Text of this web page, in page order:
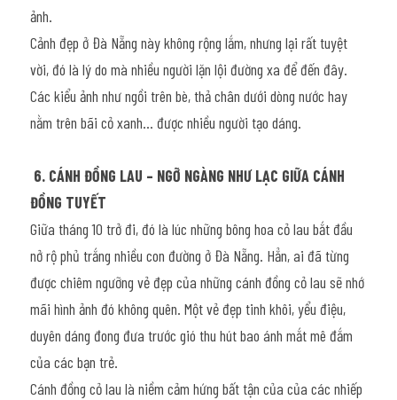
ảnh.
Cảnh đẹp ở Đà Nẵng này không rộng lắm, nhưng lại rất tuyệt
vời, đó là lý do mà nhiều người lặn lội đường xa để đến đây.
Các kiểu ảnh như ngồi trên bè, thả chân dưới dòng nước hay
nằm trên bãi cỏ xanh… được nhiều người tạo dáng.
6. CÁNH ĐỒNG LAU – NGỠ NGÀNG NHƯ LẠC GIỮA CÁNH
ĐỒNG TUYẾT
Giữa tháng 10 trở đi, đó là lúc những bông hoa cỏ lau bắt đầu
nở rộ phủ trắng nhiều con đường ở Đà Nẵng. Hẳn, ai đã từng
được chiêm ngưỡng vẻ đẹp của những cánh đồng cỏ lau sẽ nhớ
mãi hình ảnh đó không quên. Một vẻ đẹp tinh khôi, yểu điệu,
duyên dáng đong đưa trước gió thu hút bao ánh mắt mê đắm
của các bạn trẻ.
Cánh đồng cỏ lau là niềm cảm hứng bất tận của của các nhiếp